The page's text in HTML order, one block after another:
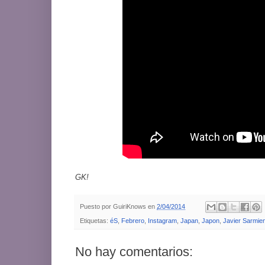
GK!
Puesto por GuiriKnows en 2/04/2014
Etiquetas: éS Febrero Instagram Japan Japon Javier
No hay comentarios: